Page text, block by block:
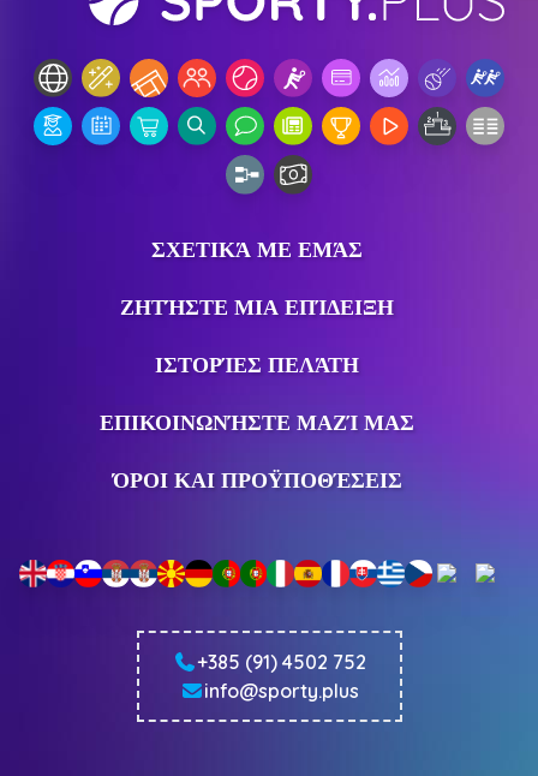
ΣΧΕΤΙΚΆ ΜΕ ΕΜΆΣ
ΖΗΤΉΣΤΕ ΜΙΑ ΕΠΊΔΕΙΞΗ
ΙΣΤΟΡΊΕΣ ΠΕΛΆΤΗ
ΕΠΙΚΟΙΝΩΝΉΣΤΕ ΜΑΖΊ ΜΑΣ
ΌΡΟΙ ΚΑΙ ΠΡΟΫΠΟΘΈΣΕΙΣ
+385 (91) 4502 752
info@sporty.plus